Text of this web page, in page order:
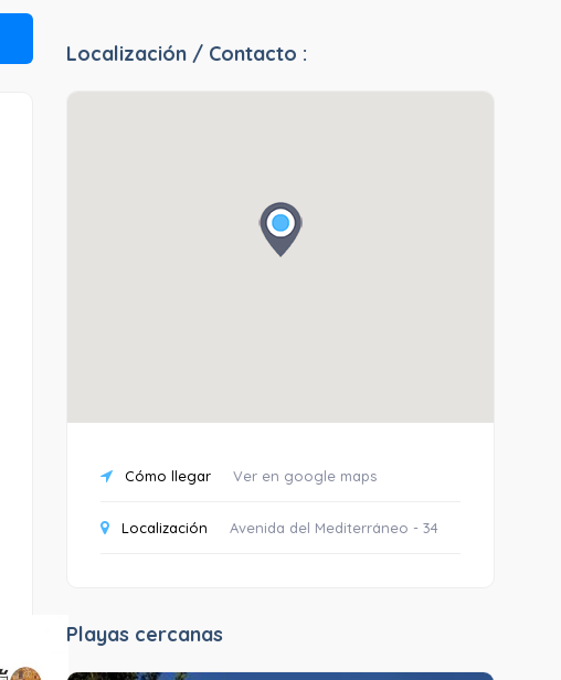
Localización / Contacto :
Cómo llegar Ver en google maps
Localización Avenida del Mediterráneo - 34
Playas cercanas